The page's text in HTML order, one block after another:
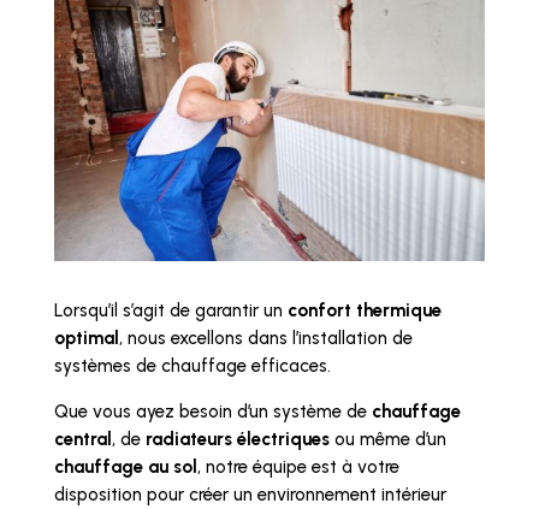
Lorsqu’il s’agit de garantir un confort thermique
optimal , nous excellons dans l’installation de
systèmes de chauffage efficaces.
Que vous ayez besoin d’un système de chauffage
central , de radiateurs électriquesou même d’un
chauffage au sol , notre équipe est à votre
disposition pour créer un environnement intérieur